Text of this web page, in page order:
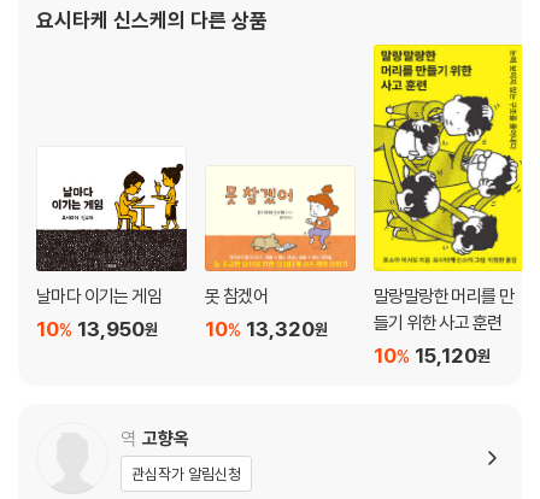
요시타케 신스케 의 다른 상품
날마다 이기는 게임
13,950원
10%
못 참겠어
13,320원
10%
말랑말랑한 머리를 만
들기 위한 사고 훈련
15,120원
10%
역 고향옥
관심작가 알림신청